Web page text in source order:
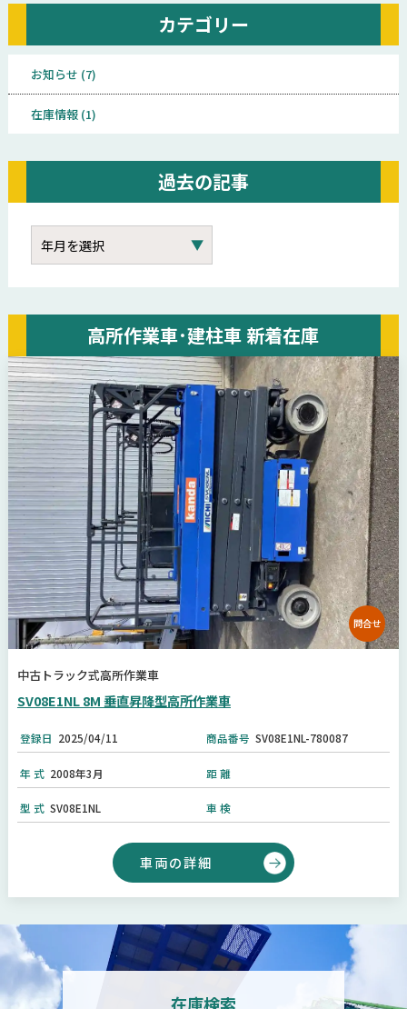
カテゴリー
お知らせ (7)
在庫情報 (1)
過去の記事
高所作業車･建柱車 新着在庫
問合せ
中古トラック式高所作業車
SV08E1NL 8M 垂直昇降型高所作業車
登録日 2025/04/11
年 式 2008年3月
型 式 SV08E1NL
商品番号 SV08E1NL-780087
距 離
車 検
車両の詳細
在庫検索